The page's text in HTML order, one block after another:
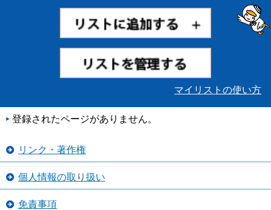
マイリストの使い方
登録されたページがありません。
リンク・著作権
個人情報の取り扱い
免責事項